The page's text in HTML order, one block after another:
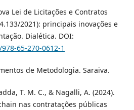
Lei de Licitações e Contratos
2021): principais inovações e
Dialética. DOI:
65-270-0612-1
de Metodologia. Saraiva.
T. M. C., & Nagalli, A. (2024).
nas contratações públicas